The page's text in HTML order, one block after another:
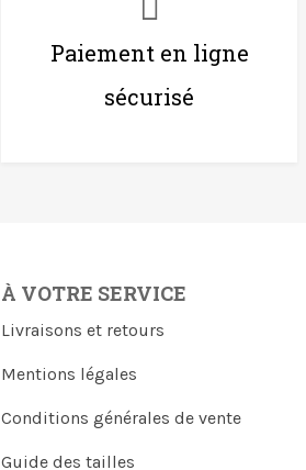
Paiement en ligne
sécurisé
À VOTRE SERVICE
Livraisons et retours
Mentions légales
Conditions générales de vente
Guide des tailles